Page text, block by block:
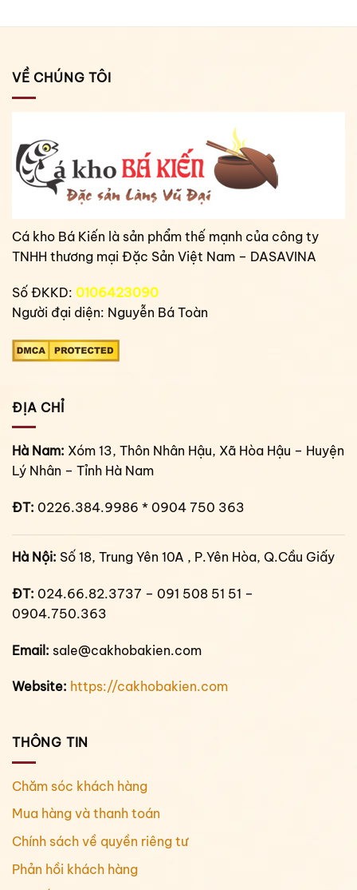
VỀ CHÚNG TÔI
Cá kho Bá Kiến là sản phẩm thế mạnh của công ty
TNHH thương mại Đặc Sản Việt Nam – DASAVINA
Số ĐKKD: 0106423090
Người đại diện: Nguyễn Bá Toàn
ĐỊA CHỈ
Hà Nam: Xóm 13, Thôn Nhân Hậu, Xã Hòa Hậu – Huyện
Lý Nhân – Tỉnh Hà Nam
ĐT: 0226.384.9986 * 0904 750 363
Hà Nội: Số 18, Trung Yên 10A , P.Yên Hòa, Q.Cầu Giấy
ĐT: 024.66.82.3737 – 091 508 51 51 –
0904.750.363
Email: sale@cakhobakien.com
Website: https://cakhobakien.com
THÔNG TIN
Chăm sóc khách hàng
Mua hàng và thanh toán
Chính sách về quyền riêng tư
Phản hồi khách hàng